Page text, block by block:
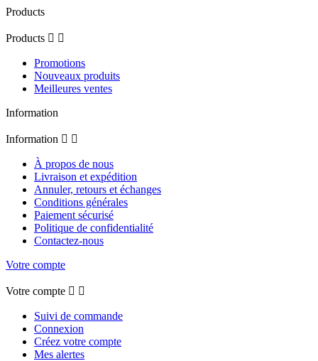
Products
Products  
Promotions
Nouveaux produits
Meilleures ventes
Information
Information  
À propos de nous
Livraison et expédition
Annuler, retours et échanges
Conditions générales
Paiement sécurisé
Politique de confidentialité
Contactez-nous
Votre compte
Votre compte  
Suivi de commande
Connexion
Créez votre compte
Mes alertes